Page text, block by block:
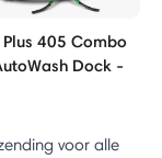
Plus 405 Combo
Dock -
voor alle